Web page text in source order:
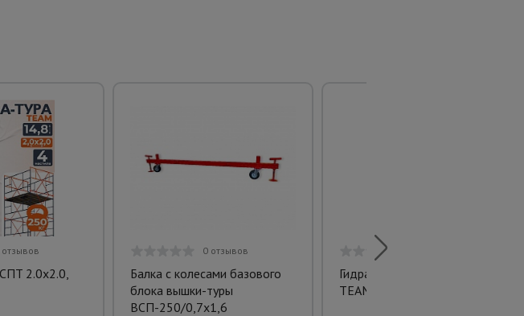
отзывов
2.0х2.0,
0 отзывов
Балка с колесами базового
блока вышки-туры
ВСП-250/0,7х1,6
Гидравлическая тележка
TEAM 3,0T, 1150х550 мм